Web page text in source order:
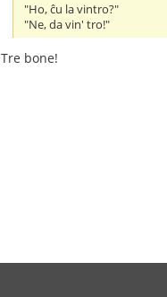
"Ho, ĉu la vintro?"
"Ne, da vin' tro!"
Tre bone!